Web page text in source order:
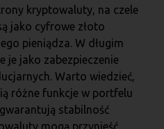
kryptowaluty, na czele
jako cyfrowe złoto
pieniądza. W długim
je jako zabezpieczenie
Warto wiedzieć,
różne funkcje w portfelu
stabilność
mogą przynieść